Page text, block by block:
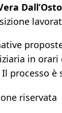
Dall’Osto
in
Il processo
riservata